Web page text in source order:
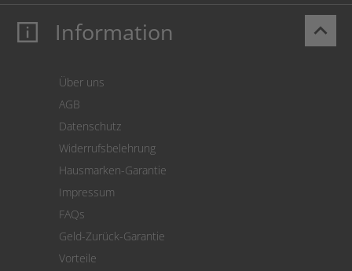
Mein Konto
Cookie Einstellungen
keyboard_arrow_up
Information
Über uns
AGB
Datenschutz
Widerrufsbelehrung
Hausmarken-Garantie
Impressum
FAQs
Geld-Zurück-Garantie
Vorteile